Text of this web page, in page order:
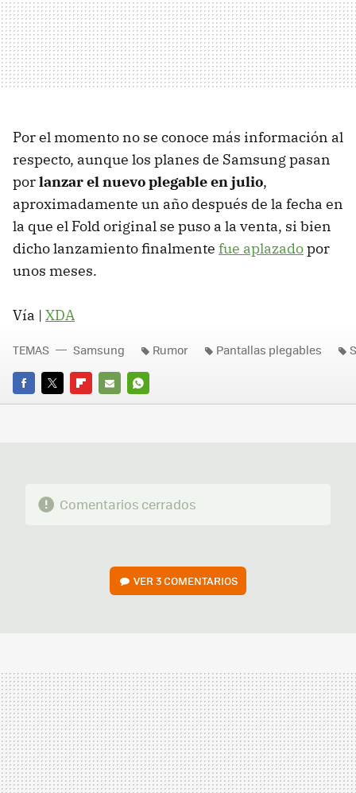
Por el momento no se conoce más información al
respecto, aunque los planes de Samsung pasan
porlanzar el nuevo plegable en julio,
aproximadamente un año después de la fecha en
la que el Fold original se puso a la venta, si bien
dicho lanzamiento finalmente fue aplazadopor
unos meses.
Vía | XDA
FACEBOOK
TWITTERFLIPBOARD
E-
WHATSAPP
TEMAS Samsung Rumor Pantallas plegables
Comentarios cerrados
VER3 COMENTARIOS